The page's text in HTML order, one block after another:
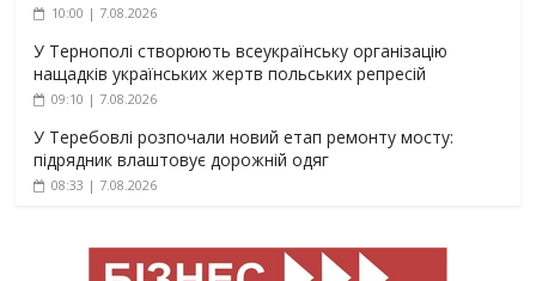
10:00 | 7.08.2026
У Тернополі створюють всеукраїнську організацію
нащадків українських жертв польських репресій
09:10 | 7.08.2026
У Теребовлі розпочали новий етап ремонту мосту:
підрядник влаштовує дорожній одяг
08:33 | 7.08.2026